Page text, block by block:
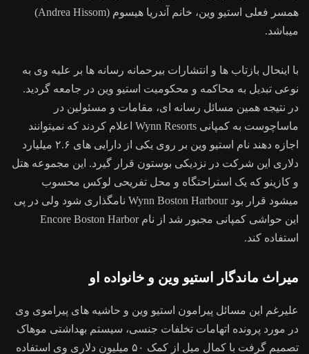
همسر فعلی استیو وین، خانم آندریا هیسوم (Andrea Hissom)
میباشد.
با اینحال بازتاب ها و انتشارات بیرحمانه رسانه ها بر علیه وی به
نوعی تبدیل به محاکمه و محکومیت استیو وین در جامعه گردید.
در نتیجه همین مسائل رسانه ای، مقامات و مسئولین در
ماساچوست به کمپانی Wynn Resorts اعلام کردند که نمیتوانند
اجازه دهند نام استیو وین بر روی یکی از دارایی های ۲.۶ میلیارد
دلاری این شرکت در نزدیکی بوستون قرار گیرد. این مجموعه هتل
و کازینو که یک استراحتگاه و محل تفریحی لوکس محسوب
میشود قرار بود Wynn Boston Harbour نامگذاری شود ولی در پی
این حواشی کمپانی مجبور شد از نام Encore Boston Harbor
استفاده کند.
میراث ماندگار استیو وین و خانواده او
علیرغم این مسائل پیرامون استیو وین و حاشیه های پیراموی وی
در مورد پرونده اتهامات تخلفات جنسی، سیستم بهداشتی موهاک
تصمیم گرفت با کمال میل از کمک ۵۰ میلیون دلاری وی استفاده